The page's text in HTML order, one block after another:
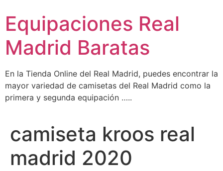
contenido
Equipaciones Real
Madrid Baratas
En la Tienda Online del Real Madrid, puedes encontrar la
mayor variedad de camisetas del Real Madrid como la
primera y segunda equipación …..
camiseta kroos real
madrid 2020